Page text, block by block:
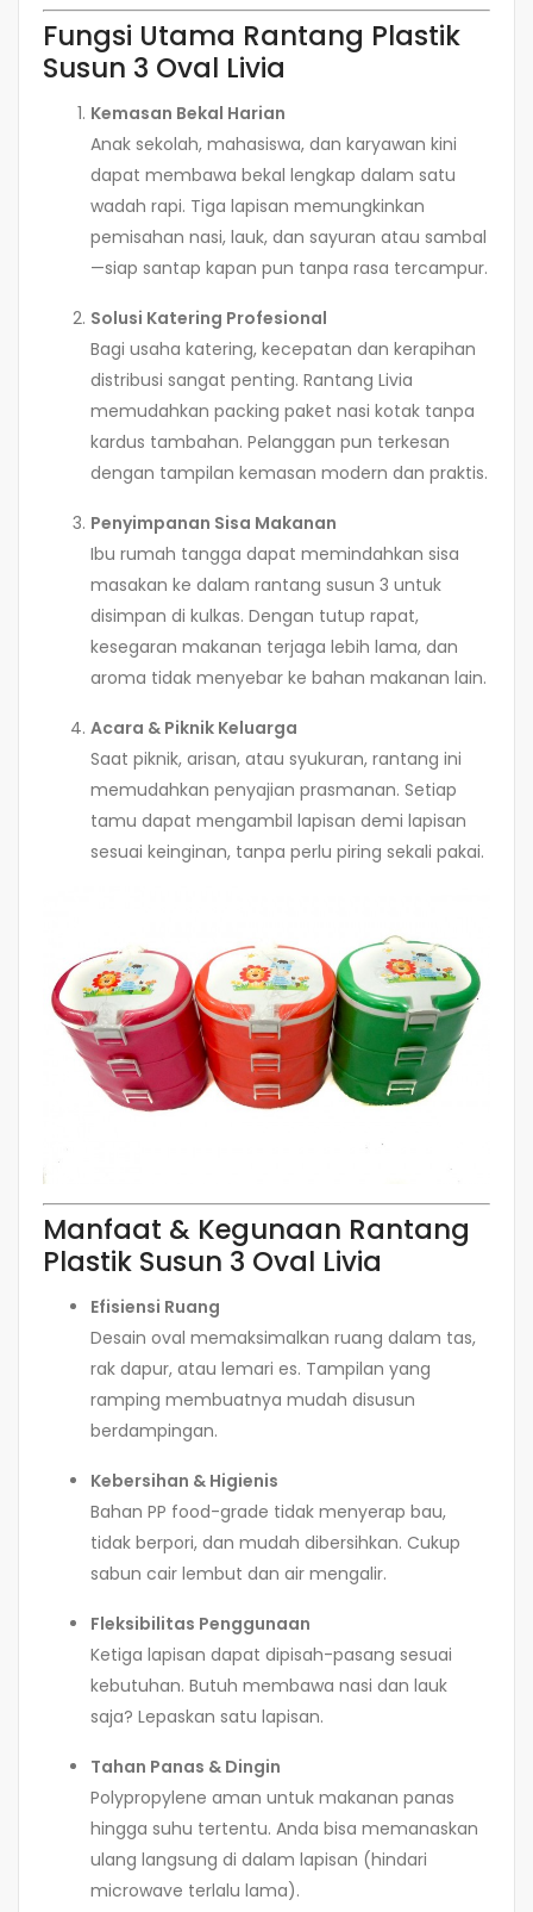
Fungsi Utama Rantang Plastik
Susun 3 Oval Livia
Kemasan Bekal Harian
Anak sekolah, mahasiswa, dan karyawan kini
dapat membawa bekal lengkap dalam satu
wadah rapi. Tiga lapisan memungkinkan
pemisahan nasi, lauk, dan sayuran atau sambal
—siap santap kapan pun tanpa rasa tercampur.
Solusi Katering Profesional
Bagi usaha katering, kecepatan dan kerapihan
distribusi sangat penting. Rantang Livia
memudahkan packing paket nasi kotak tanpa
kardus tambahan. Pelanggan pun terkesan
dengan tampilan kemasan modern dan praktis.
Penyimpanan Sisa Makanan
Ibu rumah tangga dapat memindahkan sisa
masakan ke dalam rantang susun 3 untuk
disimpan di kulkas. Dengan tutup rapat,
kesegaran makanan terjaga lebih lama, dan
aroma tidak menyebar ke bahan makanan lain.
Acara & Piknik Keluarga
Saat piknik, arisan, atau syukuran, rantang ini
memudahkan penyajian prasmanan. Setiap
tamu dapat mengambil lapisan demi lapisan
sesuai keinginan, tanpa perlu piring sekali pakai.
Manfaat & Kegunaan Rantang
Plastik Susun 3 Oval Livia
Efisiensi Ruang
Desain oval memaksimalkan ruang dalam tas,
rak dapur, atau lemari es. Tampilan yang
ramping membuatnya mudah disusun
berdampingan.
Kebersihan & Higienis
Bahan PP food-grade tidak menyerap bau,
tidak berpori, dan mudah dibersihkan. Cukup
sabun cair lembut dan air mengalir.
Fleksibilitas Penggunaan
Ketiga lapisan dapat dipisah-pasang sesuai
kebutuhan. Butuh membawa nasi dan lauk
saja? Lepaskan satu lapisan.
Tahan Panas & Dingin
Polypropylene aman untuk makanan panas
hingga suhu tertentu. Anda bisa memanaskan
ulang langsung di dalam lapisan (hindari
microwave terlalu lama).